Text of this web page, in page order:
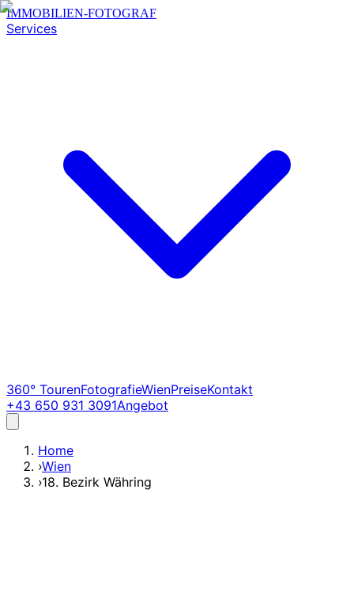
IMMOBILIEN-FOTOGRAF
Services
360° TourenFotografieWienPreiseKontakt
+43 650 931 3091Angebot
Home
›Wien
›18. Bezirk Währing